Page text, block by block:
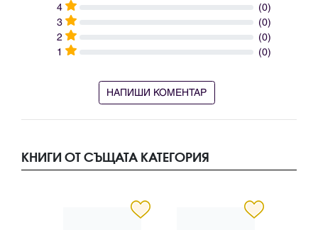
4
(0)
3
(0)
2
(0)
1
(0)
НАПИШИ КОМЕНТАР
КНИГИ ОТ СЪЩАТА КАТЕГОРИЯ